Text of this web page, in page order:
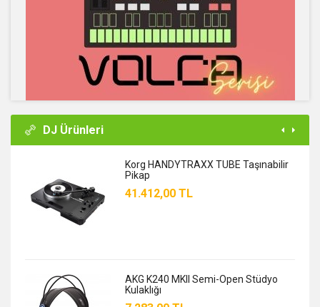
DJ Ürünleri
Korg HANDYTRAXX TUBE Taşınabilir
Pikap
41.412,00 TL
AKG K240 MKII Semi-Open Stüdyo
Kulaklığı